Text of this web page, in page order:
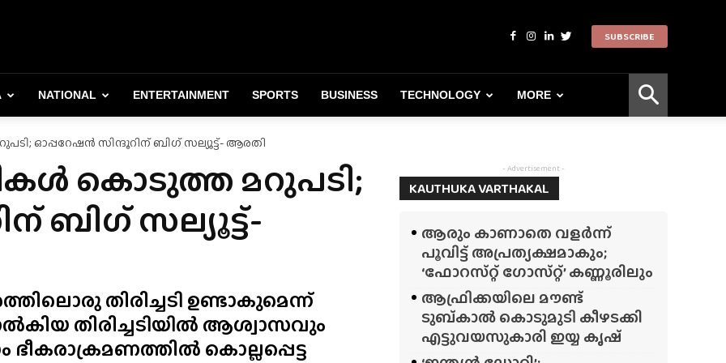
SUBSCRIBE
NATIONAL ENTERTAINMENT SPORTS BUSINESS TECHNOLOGY MORE
ഓപ്പറേഷൻ സിന്ദൂറിന് ബിഗ് സല്യൂട്ട്- ആരതി
കൊടുത്ത മറുപടി;
ബിഗ് സല്യൂട്ട്-
തിരിച്ചടി ഉണ്ടാകുമെന്ന്
തിരിച്ചടിയിൽ ആശ്വാസവും
കൊല്ലപ്പെട്ട
- Advertisement -
KAUTHUKA VARTHAKAL
ആരും കാണാതെ വളർന്ന്
പൂവിട്ട് അപ്രത്യക്ഷമാകും;
‘ഫോറസ്‌റ്റ്‌ ഗോസ്‌റ്റ്’ കണ്ണൂരിലും
ആഫ്രിക്കയിലെ മൗണ്ട്
ടുബ്‌കാൽ കൊടുമുടി കീഴടക്കി
എട്ടുവയസുകാരി ഇയ്യ കൃഷ്